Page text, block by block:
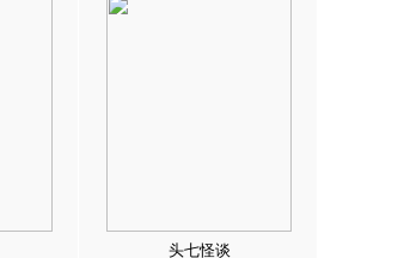
头七怪谈